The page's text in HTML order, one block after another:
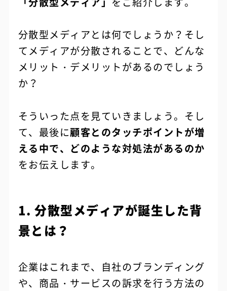
分散型メディアとは何でしょうか？そし
てメディアが分散されることで、どんな
メリット・デメリットがあるのでしょう
か？
そういった点を見ていきましょう。そし
て、最後に顧客とのタッチポイントが増
える中で、どのような対処法があるのか
をお伝えします。
1. 分散型メディアが誕生した背
景とは？
企業はこれまで、自社のブランディング
や、商品・サービスの訴求を行う方法の